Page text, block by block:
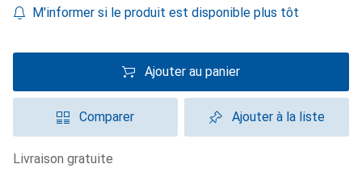
M'informer si le produit est disponible plus tôt
Ajouter au panier
Comparer Ajouter à la liste
livraison gratuite